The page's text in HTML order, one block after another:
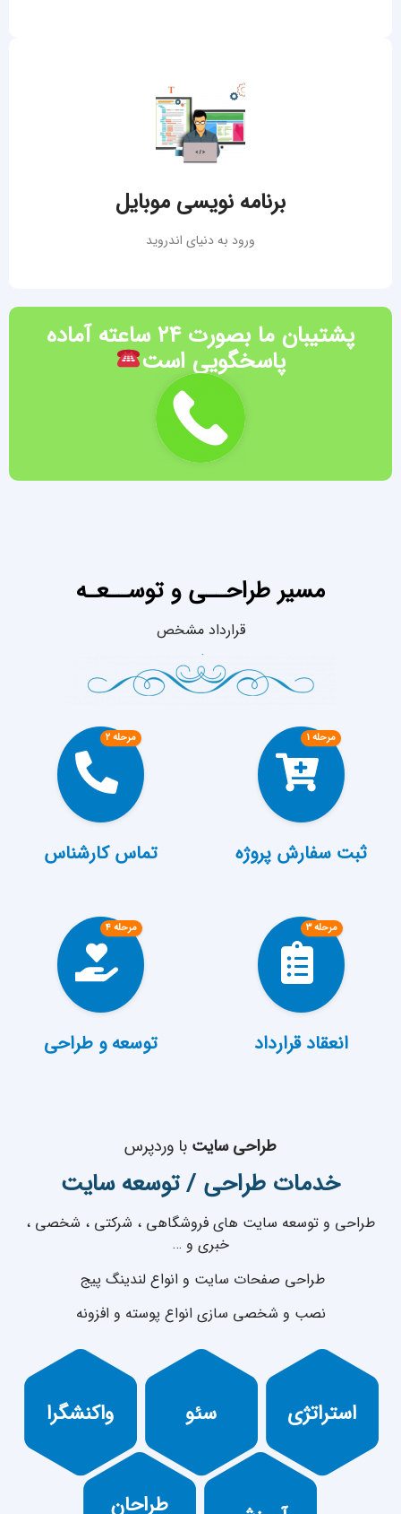
انواع گرافیک
لوگو، آیکن ، برند و نماد
بنرهای تبلیغاتی
پست و استوری شبکه های اجتماعی
کلیک کنید
برنامه نویسی موبایل
ورود به دنیای اندروید
انواع برنامه نویسی
توسعه بازی
برنامه نویسی اپلیکیشن
کلیک کنید
پشتیبان ما بصورت ۲۴ ساعته آماده
پاسخگویی است
مسیر طراحــی و توســعـه
قرارداد مشخص
ثبت سفارش پروژه
مرحله ۱
تماس کارشناس
مرحله ۲
انعقاد قرارداد
مرحله ۳
توسعه و طراحی
مرحله ۴
طراحی سایت با وردپرس
خدمات طراحی / توسعه سایت
طراحی و توسعه سایت های فروشگاهی ، شرکتی ، شخصی ،
خبری و …
طراحی صفحات سایت و انواع لندینگ پیج
نصب و شخصی سازی انواع پوسته و افزونه
واکنشگرا
تمامی دستگاه
ها با تمامی سئو استراتژی
استراتژی
محتوایی
مناسب بعد از
طراحان
طراحی توسط